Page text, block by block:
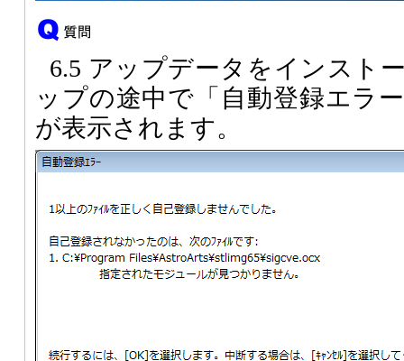
6.5 アップデータをインスト
ップの途中で「自動登録エラ
が表示されます。